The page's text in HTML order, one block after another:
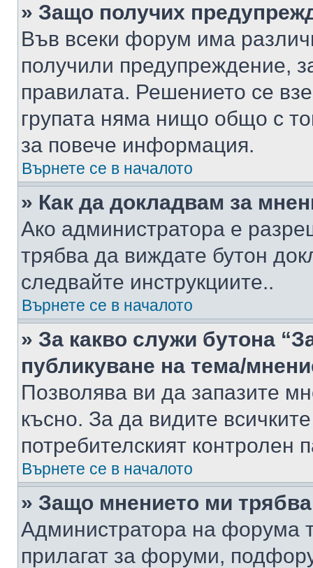
» Защо получих
Във всеки форум има
получили предупреждение,
правилата. Решението се
групата няма нищо общо с
за повече информация.
Върнете се в началото
» Как да докладвам за
Ако администратора е
трябва да виждате бутон
следвайте инструкциите..
Върнете се в началото
» За какво служи бутона
публикуване на тема/
Позволява ви да запазите
късно. За да видите
потребителският контролен
Върнете се в началото
» Защо мнението ми
Администратора на форума
прилагат за форуми,